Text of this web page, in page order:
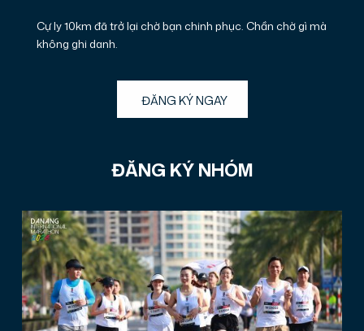
Cự ly 10km đã trở lại chờ bạn chinh phục. Chần chờ gì mà
không ghi danh.
ĐĂNG KÝ NGAY
ĐĂNG KÝ NHÓM